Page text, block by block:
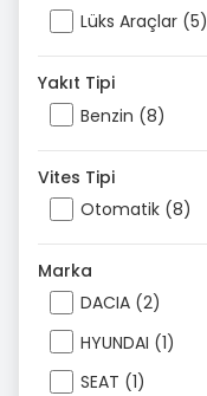
Lüks Araçlar (5)
Yakıt Tipi
Benzin (8)
Vites Tipi
Otomatik (8)
Marka
DACIA (2)
HYUNDAI (1)
SEAT (1)